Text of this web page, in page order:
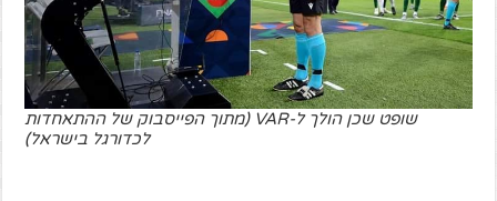
שופט שכן הולך ל-VAR (מתוך הפייסבוק של ההתאחדות
לכדורגל בישראל)